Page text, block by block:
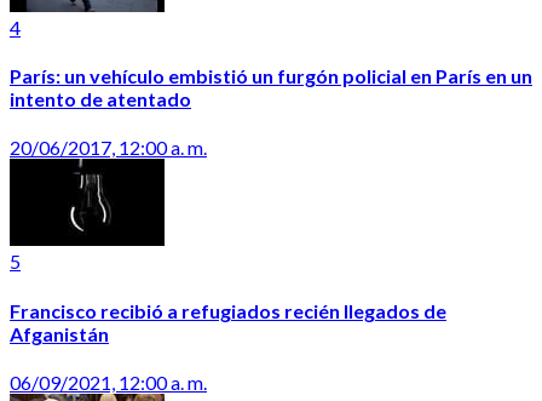
4
París: un vehículo embistió un furgón policial en París en un
intento de atentado
20/06/2017, 12:00 a. m.
5
Francisco recibió a refugiados recién llegados de
Afganistán
06/09/2021, 12:00 a. m.